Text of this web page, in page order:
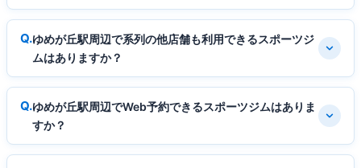
ゆめが丘駅周辺で系列の他店舗も利用できるスポーツジ
ムはありますか？
ゆめが丘駅周辺でWeb予約できるスポーツジムはありま
すか？